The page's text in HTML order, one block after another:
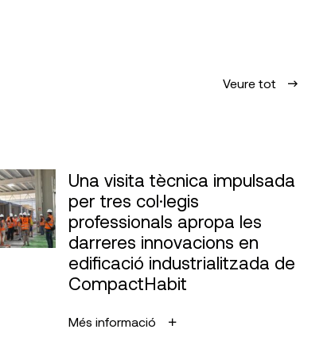
Veure tot
Una visita tècnica impulsada
per tres col·legis
professionals apropa les
darreres innovacions en
edificació industrialitzada de
CompactHabit
Més informació